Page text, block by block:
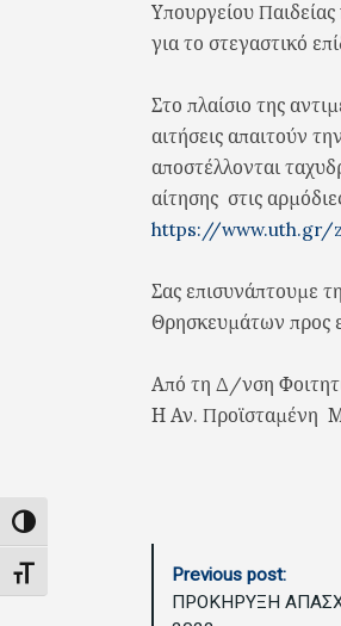
Εναλλαγή Υψηλής Αντίθεσης
Εναλλαγή Μεγέθους Γραμμάτων
Υπουργείου
για το στεγαστικό
Στο πλαίσιο της
αιτήσεις απαιτούν
αποστέλλονται
αίτησης στις
https://www.uth.gr/
Σας επισυνάπτουμε
Θρησκευμάτων προς
Από τη Δ/νση
Η Αν. Προϊσταμένη
Previous post:
ΠΡΟΚΗΡΥΞΗ